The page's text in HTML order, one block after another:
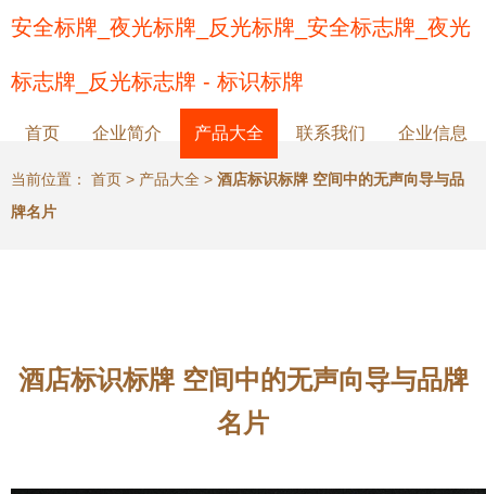
安全标牌_夜光标牌_反光标牌_安全标志牌_夜光
标志牌_反光标志牌 - 标识标牌
首页 企业简介 产品大全 联系我们 企业信息
当前位置： 首页 > 产品大全 > 酒店标识标牌 空间中的无声向导与品
牌名片
酒店标识标牌 空间中的无声向导与品牌
名片